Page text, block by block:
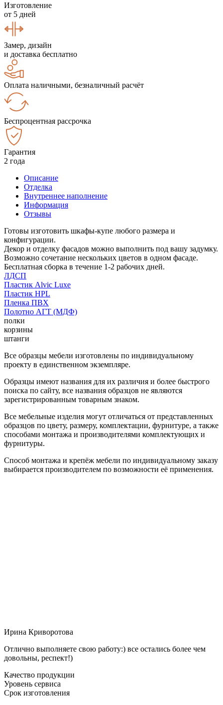
Изготовление
от 5 дней
Замер, дизайн
и доставка бесплатно
Оплата наличными, безналичный расчёт
Беспроцентная рассрочка
Гарантия
2 года
Описание
Отделка
Внутреннее наполнение
Информация
Отзывы
Готовы изготовить шкафы-купе любого размера и
конфигурации.
Декор и отделку фасадов можно выполнить под вашу задумку.
Возможно сочетание нескольких цветов в одном фасаде.
Бесплатная сборка в течение 1-2 рабочих дней.
ЛДСП
Пластик Alvic Luxe
Пластик HPL
Пленка ПВХ
Полотно АГТ (МДФ)
полки
корзины
штанги
Все образцы мебели изготовлены по индивидуальному
проекту в единственном экземпляре.
Образцы имеют названия для их различия и более быстрого
поиска по сайту, все названия образцов не являются
зарегистрированным товарным знаком.
Все мебельные изделия могут отличаться от представленных
образцов по цвету, размеру, комплектации, фурнитуре, а также
способами монтажа и производителями комплектующих и
фурнитуры.
Способ монтажа и крепёж мебели по индивидуальному заказу
выбирается производителем по возможности её применения.
Ирина Криворотова
Отлично выполняете свою работу:) все остались более чем
довольны, респект!)
Качество продукции
Уровень сервиса
Срок изготовления